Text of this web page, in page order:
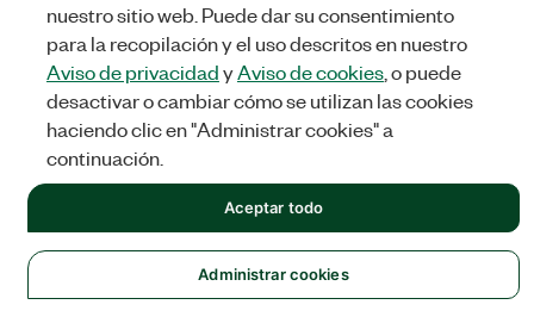
TwitterFacebook
LinkedIn
PRIVACIDAD|Administrar cookies
RESERVADOS.
nuestro sitio web. Puede dar su consentimiento
para la recopilación y el uso descritos en nuestro
Aviso de privacidadyAviso de cookies, o puede
desactivar o cambiar cómo se utilizan las cookies
haciendo clic en "Administrar cookies" a
continuación.
Administrar cookies
Aceptar todo